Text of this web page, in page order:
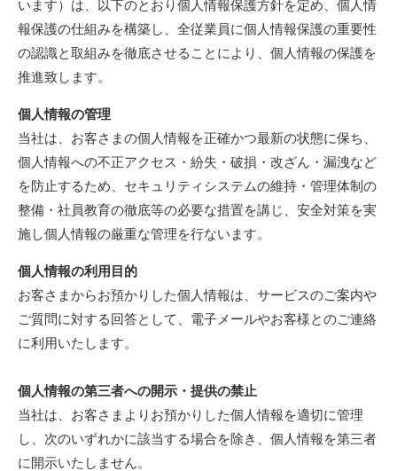
います）は、以下のとおり個人情報保護方針を定め、個人情
報保護の仕組みを構築し、全従業員に個人情報保護の重要性
の認識と取組みを徹底させることにより、個人情報の保護を
推進致します。
個人情報の管理
当社は、お客さまの個人情報を正確かつ最新の状態に保ち、
個人情報への不正アクセス・紛失・破損・改ざん・漏洩など
を防止するため、セキュリティシステムの維持・管理体制の
整備・社員教育の徹底等の必要な措置を講じ、安全対策を実
施し個人情報の厳重な管理を行ないます。
個人情報の利用目的
お客さまからお預かりした個人情報は、サービスのご案内や
ご質問に対する回答として、電子メールやお客様とのご連絡
に利用いたします。
個人情報の第三者への開示・提供の禁止
当社は、お客さまよりお預かりした個人情報を適切に管理
し、次のいずれかに該当する場合を除き、個人情報を第三者
に開示いたしません。